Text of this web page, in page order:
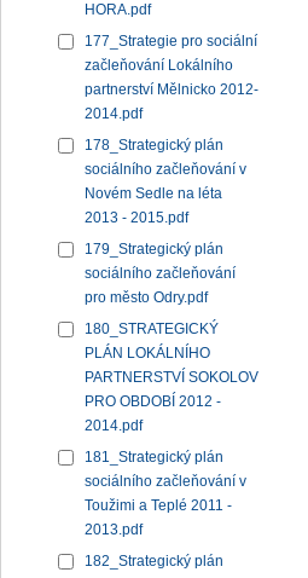
HORA.pdf
177_Strategie pro sociální
začleňování Lokálního
partnerství Mělnicko 2012-
2014.pdf
178_Strategický plán
sociálního začleňování v
Novém Sedle na léta
2013 - 2015.pdf
179_Strategický plán
sociálního začleňování
pro město Odry.pdf
180_STRATEGICKÝ
PLÁN LOKÁLNÍHO
PARTNERSTVÍ SOKOLOV
PRO OBDOBÍ 2012 -
2014.pdf
181_Strategický plán
sociálního začleňování v
Toužimi a Teplé 2011 -
2013.pdf
182_Strategický plán